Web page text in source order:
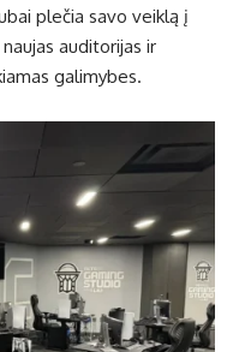
plečia savo veiklą į
auditorijas ir
galimybes.